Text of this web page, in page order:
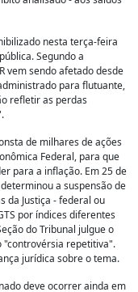
nesta terça-feira
Segundo a
vem sendo afetado desde
para flutuante,
refletir as perdas
de milhares de ações
Federal, para que
para a inflação. Em 25 de
a suspensão de
da Justiça - federal ou
por índices diferentes
do Tribunal julgue o
"controvérsia repetitiva".
jurídica sobre o tema.
deve ocorrer ainda em